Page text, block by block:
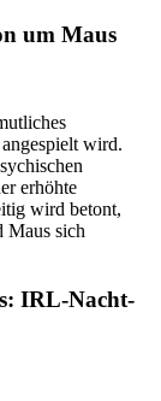
um Maus
wird.
erhöhte
wird betont,
Maus sich
IRL-Nacht-